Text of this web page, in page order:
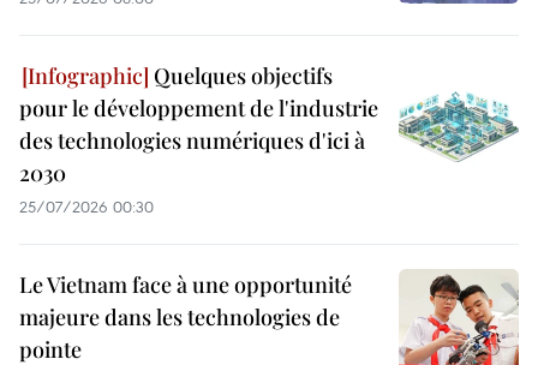
Quelques objectifs
pour le développement de l'industrie
des technologies numériques d'ici à
2030
25/07/2026 00:30
Le Vietnam face à une opportunité
majeure dans les technologies de
pointe